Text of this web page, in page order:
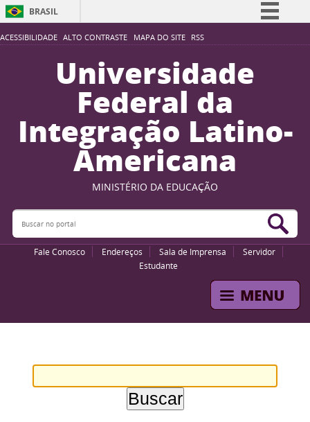
ACESSIBILIDADE ALTO CONTRASTE MAPA DO SITE RSS
BRASIL
Simplifique!
Participe
Acesso à informação
Legislação
Canais
Universidade
Federal da
Integração Latino-
Americana
MINISTÉRIO DA EDUCAÇÃO
Buscar no portal
Fale Conosco Endereços Sala de Imprensa
Servidor
Estudante